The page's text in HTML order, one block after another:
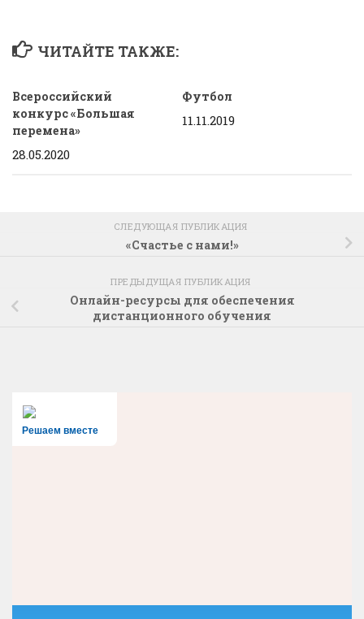
ЧИТАЙТЕ ТАКЖЕ:
Всероссийский
конкурс «Большая
перемена»
28.05.2020
Футбол
11.11.2019
СЛЕДУЮЩАЯ ПУБЛИКАЦИЯ
«Счастье с нами!»
ПРЕДЫДУЩАЯ ПУБЛИКАЦИЯ
Онлайн-ресурсы для обеспечения
дистанционного обучения
Решаем вместе